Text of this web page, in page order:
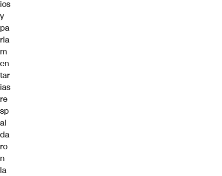
ios
y
pa
rla
m
en
tar
ias
re
sp
al
da
ro
n
la